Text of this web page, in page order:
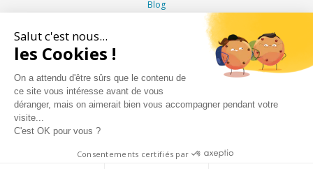
Blog
Pompe à chaleur air/eau
Pompe à chaleur hybride
Salut c'est nous...
les Cookies !
On a attendu d'être sûrs que le contenu de
ce site vous intéresse avant de vous
déranger, mais on aimerait bien vous accompagner pendant votre
visite...
C'est OK pour vous ?
Consentements certifiés par